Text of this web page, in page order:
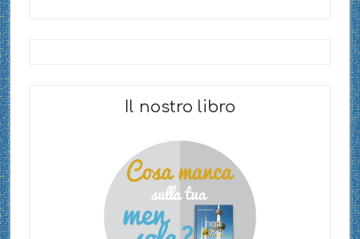
Il nostro libro